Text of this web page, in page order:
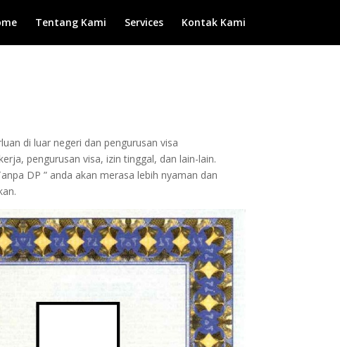
Tentang Kami Services Kontak Kami
di luar negeri dan pengurusan visa
pengurusan visa, izin tinggal, dan lain-lain.
DP ” anda akan merasa lebih nyaman dan